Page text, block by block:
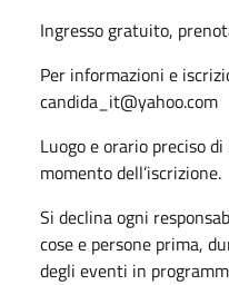
Ingresso gratuito,
Per informazioni e
candida_it@yahoo.com
Luogo e orario preciso
momento dell’iscrizione.
Si declina ogni
cose e persone prima,
degli eventi in